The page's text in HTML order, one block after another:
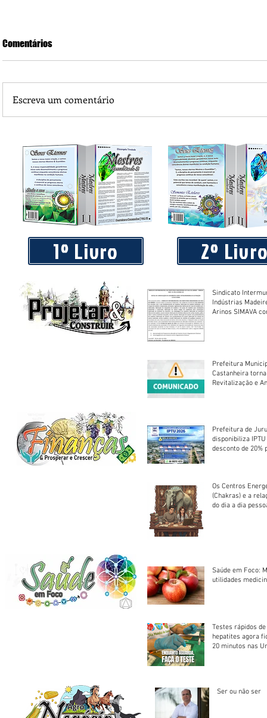
Somos prisioneiros do materialismo servindo a Mamom
Comentários
Escreva um comentário
1º Livro 2º
Sindicato
Indústrias
Arinos SIMAVA convoca à
Prefeitura
Castanheira
Revitalização e
Prefeitura de
disponibiliza
desconto de 20%
Os Centros
(Chakras) e a
do dia a dia
Saúde em Foco:
utilidades
Testes rápidos
hepatites agora
20 minutos nas
Ser ou não ser